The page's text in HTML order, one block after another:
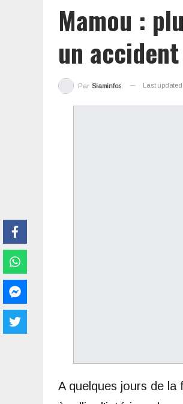
Mamou :
un
Par Siaminfos Last updated
A quelques jours de la